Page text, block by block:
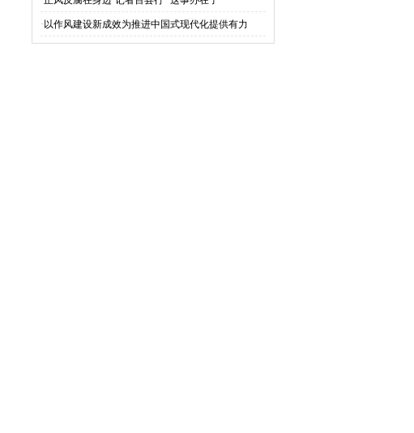
· 以作风建设新成效为推进中国式现代化提供有力